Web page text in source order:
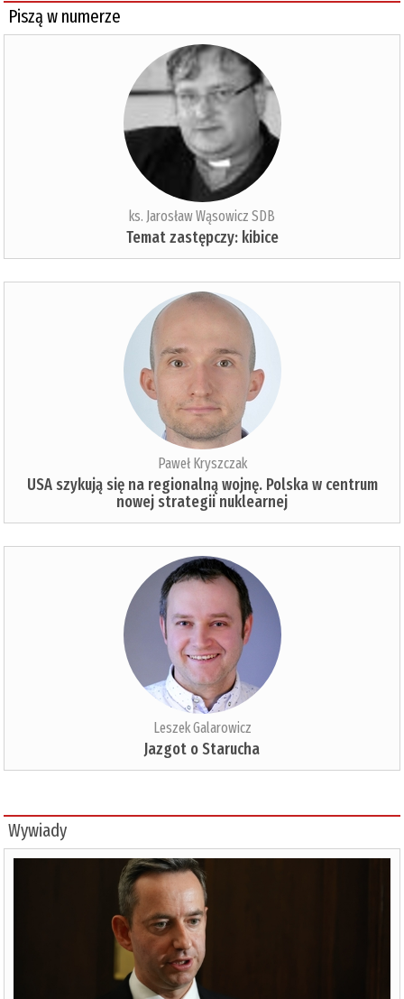
Piszą w numerze
ks. Jarosław Wąsowicz SDB
Temat zastępczy: kibice
Paweł Kryszczak
USA szykują się na regionalną wojnę. Polska w centrum
nowej strategii nuklearnej
Leszek Galarowicz
Jazgot o Starucha
Wywiady